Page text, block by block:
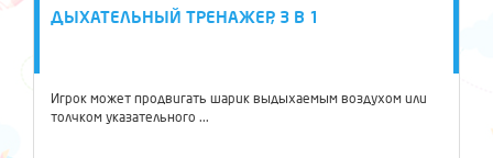
ДЫХАТЕЛЬНЫЙ ТРЕНАЖЕР, 3 В 1
Игрок может продвигать шарик выдыхаемым воздухом или
толчком указательного ...